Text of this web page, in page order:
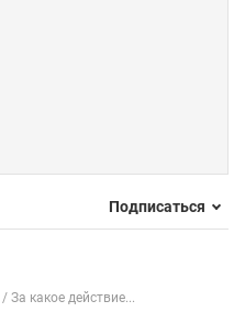
Подписаться
За какое действие...